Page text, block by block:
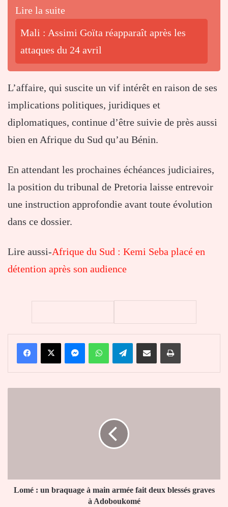
Lire la suite
Mali : Assimi Goïta réapparaît après les
attaques du 24 avril
L’affaire, qui suscite un vif intérêt en raison de ses
implications politiques, juridiques et
diplomatiques, continue d’être suivie de près aussi
bien en Afrique du Sud qu’au Bénin.
En attendant les prochaines échéances judiciaires,
la position du tribunal de Pretoria laisse entrevoir
une instruction approfondie avant toute évolution
dans ce dossier.
Lire aussi-Afrique du Sud : Kemi Seba placé en
détention après son audience
FacebookX MessengerWhatsAppTelegramPartager par email Imprimer
deux
blessés
Lomé : un braquage à main armée fait deux blessés graves
à Adoboukomé